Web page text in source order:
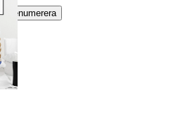
Prenumerera